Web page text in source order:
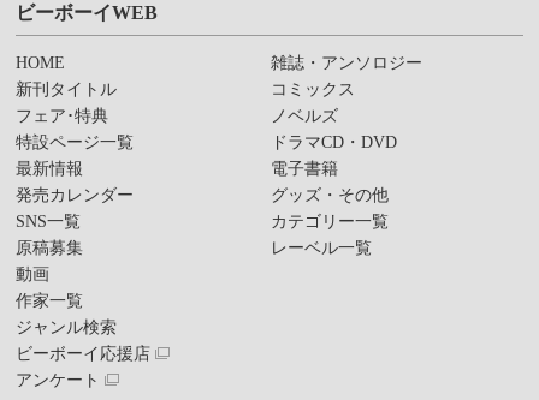
ビーボーイWEB
HOME
新刊タイトル
フェア･特典
特設ページ一覧
最新情報
発売カレンダー
SNS一覧
原稿募集
動画
作家一覧
ジャンル検索
ビーボーイ応援店
アンケート
雑誌・アンソロジー
コミックス
ノベルズ
ドラマCD・DVD
電子書籍
グッズ・その他
カテゴリー一覧
レーベル一覧